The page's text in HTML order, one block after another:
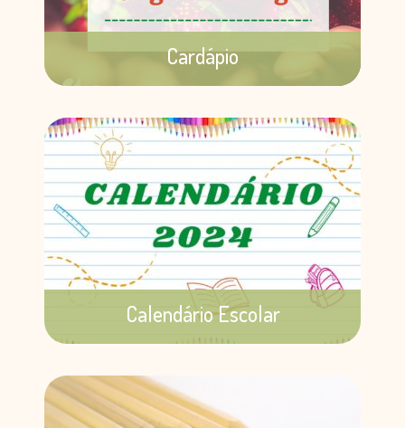
Cardápio
pela nutricionista Débora Melchioretto
CRN 10-3304
Saiba mais
Calendário Escolar
2024
Saiba mais